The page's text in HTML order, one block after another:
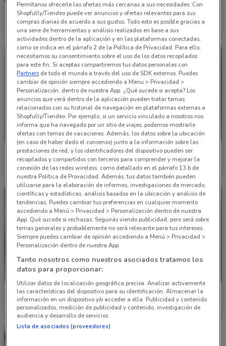
Andrea
Caduca el 31/12 2.3 km
Andrea
Caduca el 31/12
Andrea
Caduca el 26/12 2.3 km
Andrea
Caduca el 31/12
Andrea
Caduca el 31/12 2.3 km
Andrea
Caduca el 31/12
Permítanos ofrecerle las ofertas más cercanas a sus necesidades: Con
Shopfully/Tiendeo puede ver anuncios y ofertas relevantes para sus
compras diarias de acuerdo a sus gustos. Todo esto es posible gracias a
una serie de herramientas y análisis realizados en base a sus
actividades dentro de la aplicación y en las plataformas conectadas,
como se indica en el párrafo 2 de la Política de Privacidad. Para ello,
necesitamos su consentimiento sobre el uso de los datos recopilados
para este fin. Si aceptas compartiremos tus datos personales con
Partners de todo el mundo a través del uso de SDK externos. Puedes
cambiar de opinión siempre accediendo a Menu > Privacidad >
Personalización, dentro de nuestra App. ¿Qué sucede si acepta? Los
anuncios que verá dentro de la aplicación pueden tratar temas
relacionados con su historial de navegación en plataformas externas a
Shopfully/Tiendeo. Por ejemplo, si un servicio vinculado a nosotros nos
informa que ha navegado por un sitio de viajes, podemos mostrarle
ofertas con temas de vacaciones. Además, los datos sobre la ubicación
(en caso de haber dado el consenso) junto a la información sobre las
prestaciones de red, y los identificadores del dispositivo pueden ser
recopilados y compartidos con terceros para comprender y mejorar la
conexión de las redes wireless, como detallado en el párrafo 13.b de
nuestra Política de Provacidad. Además, tus datos también pueden
utilizarse para la elaboración de informes, investigaciones de mercado,
científicas y estadísticas, análisis basados en la ubicación y análisis de
tendencias. Puedes cambiar tus preferencias en cualquier momento
accediendo a Menú > Privacidad > Personalización dentro de nuestra
App. Qué sucede si rechazas: Seguirás viendo publicidad, pero será sobre
temas generales y probablemente no será relevante para tus intereses.
Siempre puedes cambiar de opinión accediendo a Menú > Privacidad >
Personalización dentro de nuestra App.
Tanto nosotros como nuestros asociados tratamos los
datos para proporcionar:
Utilizar datos de localización geográfica precisa. Analizar activamente
las características del dispositivo para su identificación. Almacenar la
información en un dispositivo y/o acceder a ella. Publicidad y contenido
personalizados, medición de publicidad y contenido, investigación de
audiencia y desarrollo de servicios.
Lista de asociados (proveedores)